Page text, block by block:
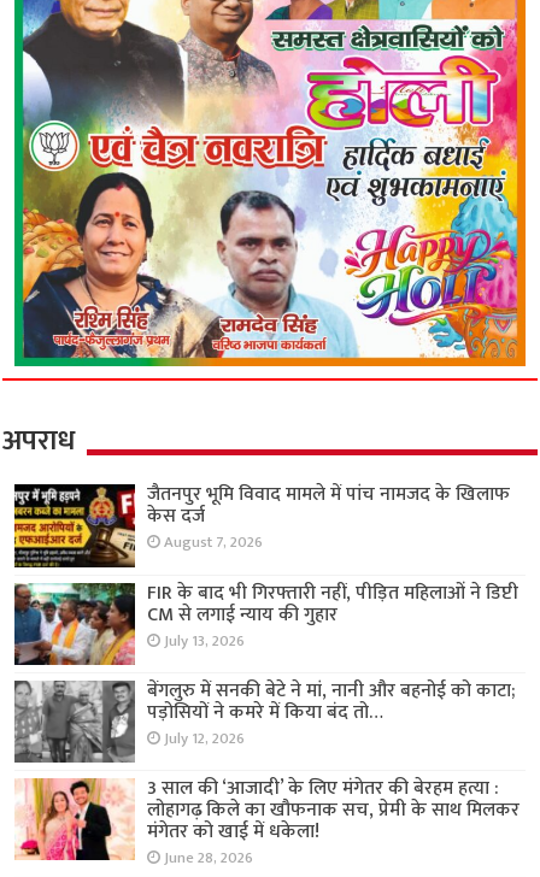
अपराध
जैतनपुर भूमि विवाद मामले में पांच नामजद के खिलाफ
केस दर्ज
August 7, 2026
FIR के बाद भी गिरफ्तारी नहीं, पीड़ित महिलाओं ने डिप्टी
CM से लगाई न्याय की गुहार
July 13, 2026
बेंगलुरु में सनकी बेटे ने मां, नानी और बहनोई को काटा;
पड़ोसियों ने कमरे में किया बंद तो…
July 12, 2026
3 साल की ‘आजादी’ के लिए मंगेतर की बेरहम हत्या :
लोहागढ़ किले का खौफनाक सच, प्रेमी के साथ मिलकर
मंगेतर को खाई में धकेला!
June 28, 2026